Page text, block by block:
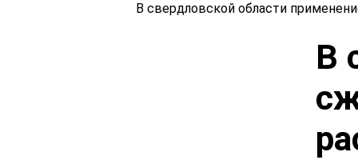
В свердловской области
В